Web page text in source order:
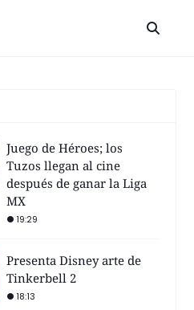
Juego de Héroes; los
Tuzos llegan al cine
después de ganar la Liga
MX
19:29
Presenta Disney arte de
Tinkerbell 2
18:13